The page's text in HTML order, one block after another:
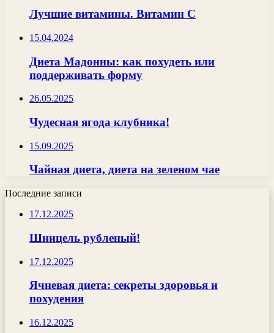
Лучшие витамины. Витамин С
15.04.2024
Диета Мадонны: как похудеть или
поддерживать форму
26.05.2025
Чудесная ягода клубника!
15.09.2025
Чайная диета, диета на зеленом чае
Последние записи
17.12.2025
Шницель рубленый!
17.12.2025
Ячневая диета: секреты здоровья и
похудения
16.12.2025